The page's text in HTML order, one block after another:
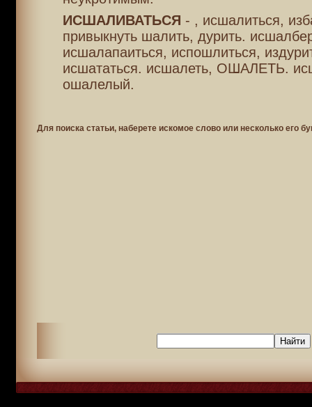
ИСШАЛИВАТЬСЯ - , исшалиться,
привыкнуть шалить, дурить.
исшалапаиться, испошлиться,
исшататься. исшалеть, ОШАЛЕТЬ.
ошалелый.
Для поиска статьи, наберете искомое слово или несколько его